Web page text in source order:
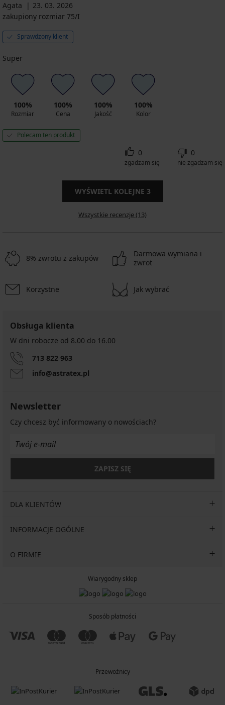
Agata
23. 03. 2026
zakupiony rozmiar 75/I
Sprawdzony klient
Super
100%
Rozmiar
100%
Cena
100%
Jakość
100%
Kolor
Polecam ten produkt
0
zgadzam się
0
nie zgadzam się
WYŚWIETL KOLEJNE 3
Wszystkie recenzje (13)
8% zwrotu z zakupów
Darmowa wymiana i
zwrot
Korzystne Jak wybrać
Obsługa klienta
W dni robocze od 8.00 do 16.00
713 822 963
info@astratex.pl
Newsletter
Czy chcesz być informowany o nowościach?
ZAPISZ SIĘ
DLA KLIENTÓW
INFORMACJE OGÓLNE
O FIRMIE
Wiarygodny sklep
Sposób płatności
Przewoźnicy